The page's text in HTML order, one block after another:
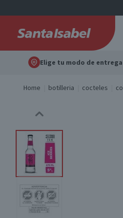
Elige tu modo de entrega
Home botilleria cocteles